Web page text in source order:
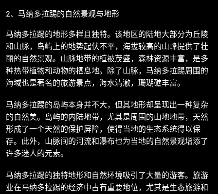
2、马纳多拉踢的自然景观与地形
马纳多拉踢的地形多样且独特。该地区的陆地大部分为丘陵
和山脉，岛屿上的地势起伏不平，海拔较高的山峰提供了壮
丽的自然景观。山脉地带的植被茂盛，森林资源丰富，是多
种热带植物和动物的栖息地。除了山脉，马纳多拉踢周围的
海域也是著名的旅游景点，海水清澈，珊瑚礁丰富。
马纳多拉踢的岛屿本身并不大，但其地形却呈现出一种复杂
的自然美。岛屿的内陆地带，尤其是周围的山地地带，天然
形成了一个天然的保护屏障，使得当地的生态系统得以保
存。此外，山脉间的河流和瀑布也为当地的自然景观增添了
许多迷人的元素。
马纳多拉踢的独特地形和自然环境吸引了大量的游客。旅游
业在马纳多拉踢的经济中占有重要地位，尤其是生态旅游和